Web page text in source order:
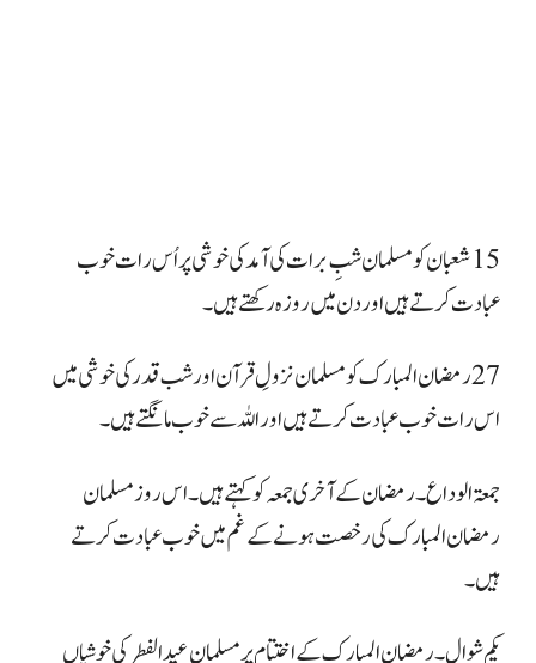
15 شعبان کو مسلمان شبِ برات کی آمد کی خوشی پر اُس رات خوب
عبادت کرتے ہیں اور دن میں روزہ رکھتے ہیں ۔
27 رمضان المبارک کو مسلمان نزولِ قرآن اور شب قدر کی خوشی میں
اس رات خوب عبادت کرتے ہیں اور اللہ سے خوب مانگتے ہیں۔
جمعتہ الوداع۔ رمضان کے آخری جمعہ کو کہتے ہیں۔ اس روز مسلمان
رمضان المبارک کی رخصت ہونے کے غم میں خوب عبادت کرتے
ہیں۔
یکم شوال۔ رمضان المبارک کے اختتام پر مسلمان عید الفطر کی خوشیاں